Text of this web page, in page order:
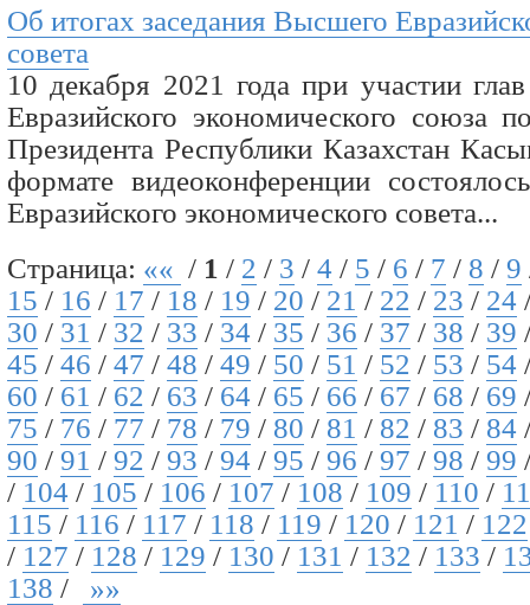
Об итогах заседания Высшего
совета
10 декабря 2021 года при участии
Евразийского экономического союза
Президента Республики Казахстан
формате видеоконференции
Евразийского экономического совета...
Страница: «« / 1 / 2 / 3 / 4 / 5 / 6 / 7 / 8 / 9
15 / 16 / 17 / 18 / 19 / 20 / 21 / 22 / 23 / 24
30 / 31 / 32 / 33 / 34 / 35 / 36 / 37 / 38 / 39
45 / 46 / 47 / 48 / 49 / 50 / 51 / 52 / 53 / 54
60 / 61 / 62 / 63 / 64 / 65 / 66 / 67 / 68 / 69
75 / 76 / 77 / 78 / 79 / 80 / 81 / 82 / 83 / 84
90 / 91 / 92 / 93 / 94 / 95 / 96 / 97 / 98 / 99
/ 104 / 105 / 106 / 107 / 108 / 109 / 110 /
115 / 116 / 117 / 118 / 119 / 120 / 121 / 122
/ 127 / 128 / 129 / 130 / 131 / 132 / 133 /
138 / »»